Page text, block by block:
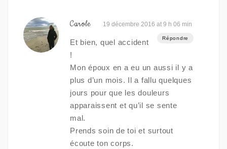
Carole 19 décembre 2016 at 9 h 06 min
Répondre
Et bien, quel accident
!
Mon époux en a eu un aussi il y a
plus d’un mois. Il a fallu quelques
jours pour que les douleurs
apparaissent et qu’il se sente
mal.
Prends soin de toi et surtout
écoute ton corps.